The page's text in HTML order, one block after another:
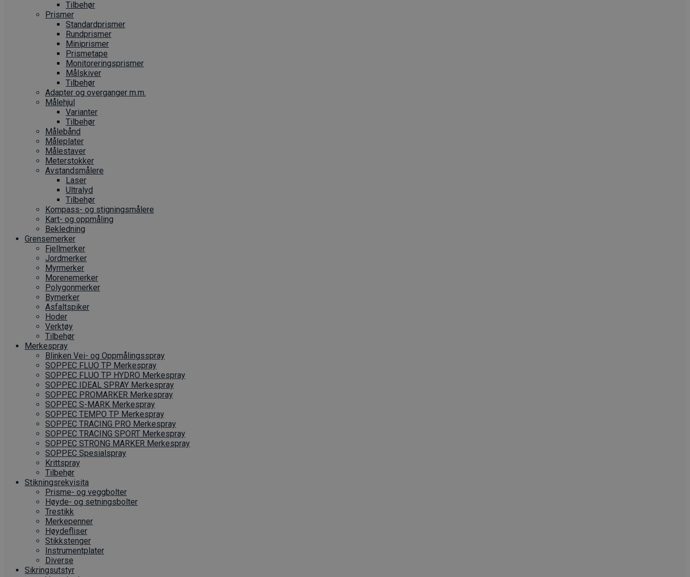
Tilbehør
Prismer
Standardprismer
Rundprismer
Miniprismer
Prismetape
Monitoreringsprismer
Målskiver
Tilbehør
Adapter og overganger m.m.
Målehjul
Varianter
Tilbehør
Målebånd
Måleplater
Målestaver
Meterstokker
Avstandsmålere
Laser
Ultralyd
Tilbehør
Kompass- og stigningsmålere
Kart- og oppmåling
Bekledning
Grense­merker
Fjellmerker
Jordmerker
Myrmerker
Morenemerker
Polygonmerker
Bymerker
Asfaltspiker
Hoder
Verktøy
Tilbehør
Merkespray
Blinken Vei- og Oppmålingsspray
SOPPEC FLUO TP Merkespray
SOPPEC FLUO TP HYDRO Merkespray
SOPPEC IDEAL SPRAY Merkespray
SOPPEC PROMARKER Merkespray
SOPPEC S-MARK Merkespray
SOPPEC TEMPO TP Merkespray
SOPPEC TRACING PRO Merkespray
SOPPEC TRACING SPORT Merkespray
SOPPEC STRONG MARKER Merkespray
SOPPEC Spesialspray
Krittspray
Tilbehør
Stikningsrekvisita
Prisme- og veggbolter
Høyde- og setningsbolter
Trestikk
Merkepenner
Høydefliser
Stikkstenger
Instrumentplater
Diverse
Sikringsutstyr